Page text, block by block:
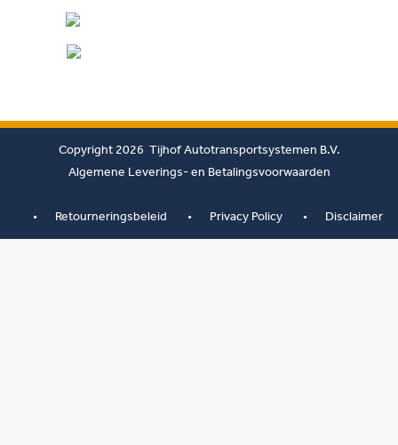
Copyright 2026 Tijhof Autotransportsystemen B.V.
Algemene Leverings- en Betalingsvoorwaarden
Retourneringsbeleid Privacy Policy Disclaimer